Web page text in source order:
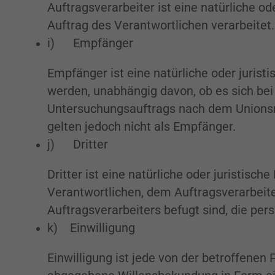
Auftragsverarbeiter ist eine natürliche
Auftrag des Verantwortlichen verarbeitet.
i) Empfänger
Empfänger ist eine natürliche oder
werden, unabhängig davon, ob es sich
Untersuchungsauftrags nach dem
gelten jedoch nicht als Empfänger.
j) Dritter
Dritter ist eine natürliche oder juristische
Verantwortlichen, dem
Auftragsverarbeiters befugt sind, die
k) Einwilligung
Einwilligung ist jede von der